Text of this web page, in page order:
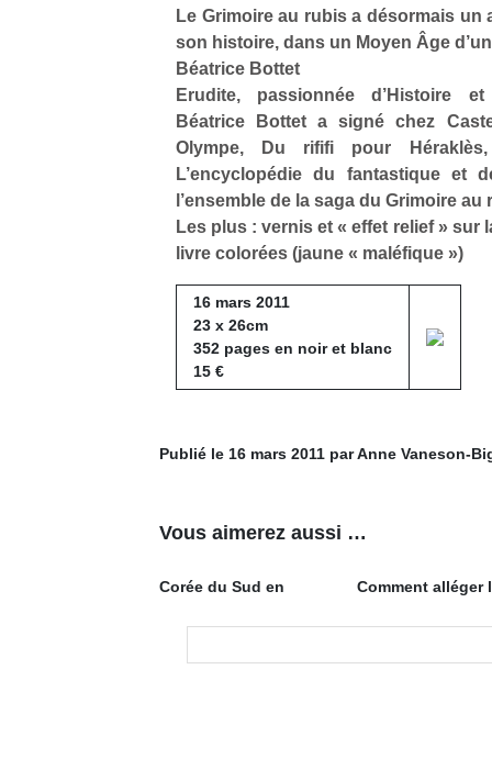
Le Grimoire au rubis a désormais un
son histoire, dans un Moyen Âge
Béatrice Bottet
Erudite, passionnée d’Histoire
Béatrice Bottet a signé chez
Olympe, Du rififi pour
L’encyclopédie du fantastique et
l’ensemble de la saga du Grimoire au
Les plus : vernis et « effet relief » sur
livre colorées (jaune « maléfique »)
16 mars 2011
23 x 26cm
352 pages en noir et blanc
15 €
Publié le 16 mars 2011 par Anne Vaneson-
Vous aimerez aussi …
Corée du Sud en
destination qui
Comment alléger
parents au